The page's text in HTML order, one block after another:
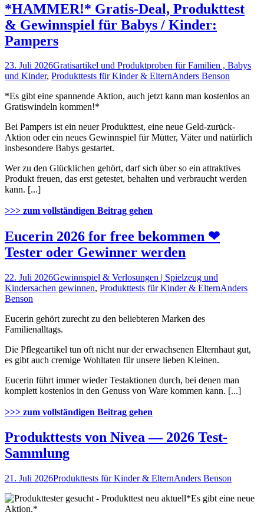
*HAMMER!* Gratis-Deal, Produkttest
& Gewinnspiel für Babys / Kinder:
Pampers
23. Juli 2026Gratisartikel und Produktproben für Familien , Babys
und Kinder, Produkttests für Kinder & ElternAnders Benson
*Es gibt eine spannende Aktion, auch jetzt kann man kostenlos an
Gratiswindeln kommen!*
Bei Pampers ist ein neuer Produkttest, eine neue Geld-zurück-
Aktion oder ein neues Gewinnspiel für Mütter, Väter und natürlich
insbesondere Babys gestartet.
Wer zu den Glücklichen gehört, darf sich über so ein attraktives
Produkt freuen, das erst getestet, behalten und verbraucht werden
kann. [...]
>>> zum vollständigen Beitrag gehen
Eucerin 2026 for free bekommen ❤
Tester oder Gewinner werden
22. Juli 2026Gewinnspiel & Verlosungen | Spielzeug und
Kindersachen gewinnen, Produkttests für Kinder & ElternAnders
Benson
Eucerin gehört zurecht zu den beliebteren Marken des
Familienalltags.
Die Pflegeartikel tun oft nicht nur der erwachsenen Elternhaut gut,
es gibt auch cremige Wohltaten für unsere lieben Kleinen.
Eucerin führt immer wieder Testaktionen durch, bei denen man
komplett kostenlos in den Genuss von Ware kommen kann. [...]
>>> zum vollständigen Beitrag gehen
Produkttests von Nivea — 2026 Test-
Sammlung
21. Juli 2026Produkttests für Kinder & ElternAnders Benson
*Es gibt eine neue
Aktion.*